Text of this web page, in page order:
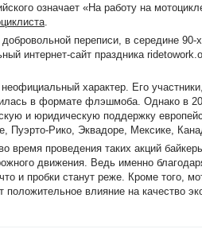
означает «На работу на
.
переписи, в середине
интернет-сайт праздника
характер. Его
в формате флэшмоба. Однако в
и юридическую поддержку
Пуэрто-Рико, Эквадоре, Мексике,
время проведения таких акций
движения. Ведь именно
и пробки станут реже. Кроме того,
положительное влияние на качество